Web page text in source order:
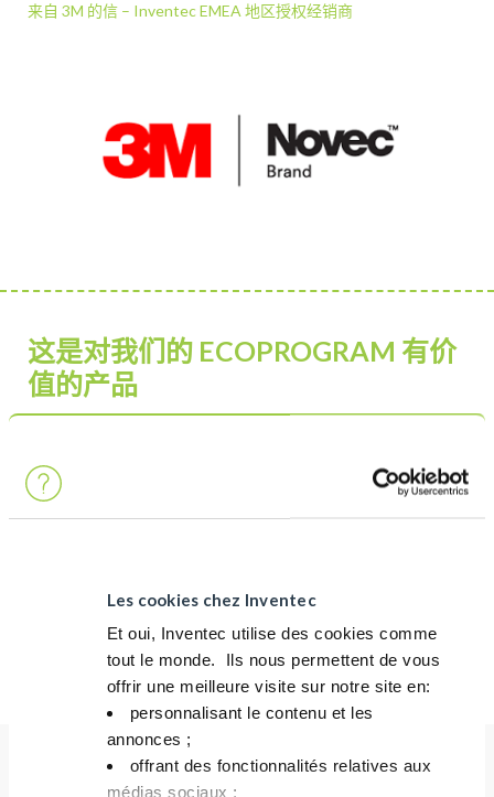
Les cookies chez Inventec
Et oui, Inventec utilise des cookies comme
tout le monde. ​ Ils nous permettent de vous
offrir une meilleure visite sur notre site en:​
personnalisant le contenu et les
annonces ;​
offrant des fonctionnalités relatives aux
médias sociaux ; ​
来自 3M 的信 – Inventec EMEA 地区授权经销商
这是对我们的 ECOPROGRAM 有价
值的产品
避免向环境中添加废物
了解更多关于 ECOPROGRAM 的信息